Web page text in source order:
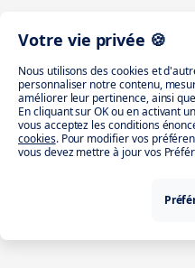
Votre vie privée 🍪
Nous utilisons des cookies et
personnaliser notre contenu,
améliorer leur pertinence, ainsi
En cliquant sur OK ou en activant
vous acceptez les conditions
cookies. Pour modifier vos
vous devez mettre à jour vos